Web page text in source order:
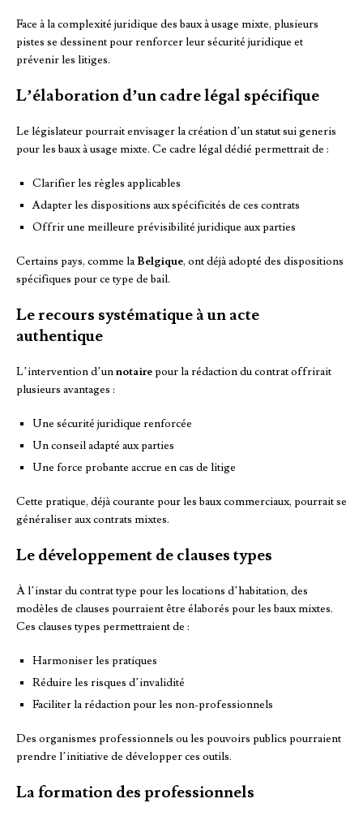
Face à la complexité juridique des baux à usage mixte, plusieurs
pistes se dessinent pour renforcer leur sécurité juridique et
prévenir les litiges.
L’élaboration d’un cadre légal spécifique
Le législateur pourrait envisager la création d’un statut sui generis
pour les baux à usage mixte. Ce cadre légal dédié permettrait de :
Clarifier les règles applicables
Adapter les dispositions aux spécificités de ces contrats
Offrir une meilleure prévisibilité juridique aux parties
Certains pays, comme la Belgique, ont déjà adopté des dispositions
spécifiques pour ce type de bail.
Le recours systématique à un acte
authentique
L’intervention d’unnotairepour la rédaction du contrat offrirait
plusieurs avantages :
Une sécurité juridique renforcée
Un conseil adapté aux parties
Une force probante accrue en cas de litige
Cette pratique, déjà courante pour les baux commerciaux, pourrait se
généraliser aux contrats mixtes.
Le développement de clauses types
À l’instar du contrat type pour les locations d’habitation, des
modèles de clauses pourraient être élaborés pour les baux mixtes.
Ces clauses types permettraient de :
Harmoniser les pratiques
Réduire les risques d’invalidité
Faciliter la rédaction pour les non-professionnels
Des organismes professionnels ou les pouvoirs publics pourraient
prendre l’initiative de développer ces outils.
La formation des professionnels